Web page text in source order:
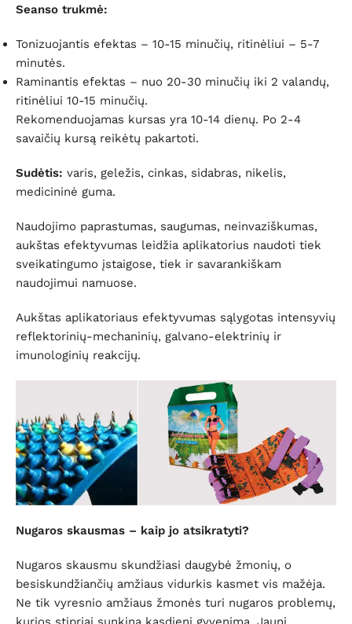
Seanso trukmė:
Tonizuojantis efektas – 10-15 minučių, ritinėliui – 5-7
minutės.
Raminantis efektas – nuo 20-30 minučių iki 2 valandų,
ritinėliui 10-15 minučių.
Rekomenduojamas kursas yra 10-14 dienų. Po 2-4
savaičių kursą reikėtų pakartoti.
Sudėtis: varis, geležis, cinkas, sidabras, nikelis,
medicininė guma.
Naudojimo paprastumas, saugumas, neinvaziškumas,
aukštas efektyvumas leidžia aplikatorius naudoti tiek
sveikatingumo įstaigose, tiek ir savarankiškam
naudojimui namuose.
Aukštas aplikatoriaus efektyvumas sąlygotas intensyvių
reflektorinių-mechaninių, galvano-elektrinių ir
imunologinių reakcijų.
Nugaros skausmas – kaip jo atsikratyti?
Nugaros skausmu skundžiasi daugybė žmonių, o
besiskundžiančių amžiaus vidurkis kasmet vis mažėja.
Ne tik vyresnio amžiaus žmonės turi nugaros problemų,